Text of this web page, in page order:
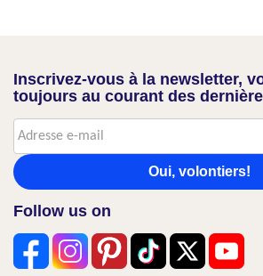
Inscrivez-vous à la newsletter,
toujours au courant des
Oui, volontiers!
Follow us on